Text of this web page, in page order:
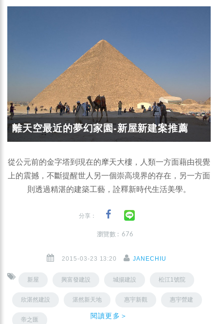
離天空最近的夢幻家園-新屋新建案推薦
從公元前的金字塔到現在的摩天大樓，人類一方面藉由視覺
上的震撼，不斷提醒世人另一個崇高境界的存在，另一方面
則透過精湛的建築工藝，詮釋新時代生活美學。
分享：
瀏覽數 : 676
2015-03-23 13:20 JANECHIU
新屋 興富發建設 城揚建設 松江1號院
欣湛然建設 湛然新天地 惠宇新觀 惠宇營建
帝之匯 閱讀更多＞